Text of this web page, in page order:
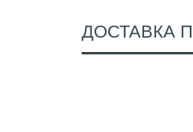
ДОСТАВКА